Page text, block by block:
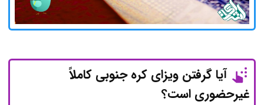
آیا گرفتن ویزای کره جنوبی کاملاً
غیرحضوری است؟